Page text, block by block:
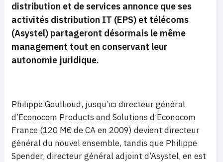
distribution et de services annonce que ses
activités distribution IT (EPS) et télécoms
(Asystel) partageront désormais le même
management tout en conservant leur
autonomie juridique.
Philippe Goullioud, jusqu’ici directeur général
d’Econocom Products and Solutions d’Econocom
France (120 M€ de CA en 2009) devient directeur
général du nouvel ensemble, tandis que Philippe
Spender, directeur général adjoint d’Asystel, en est